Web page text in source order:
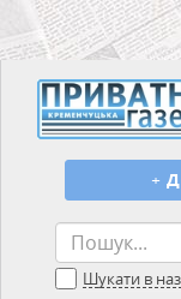
Шукати в
+